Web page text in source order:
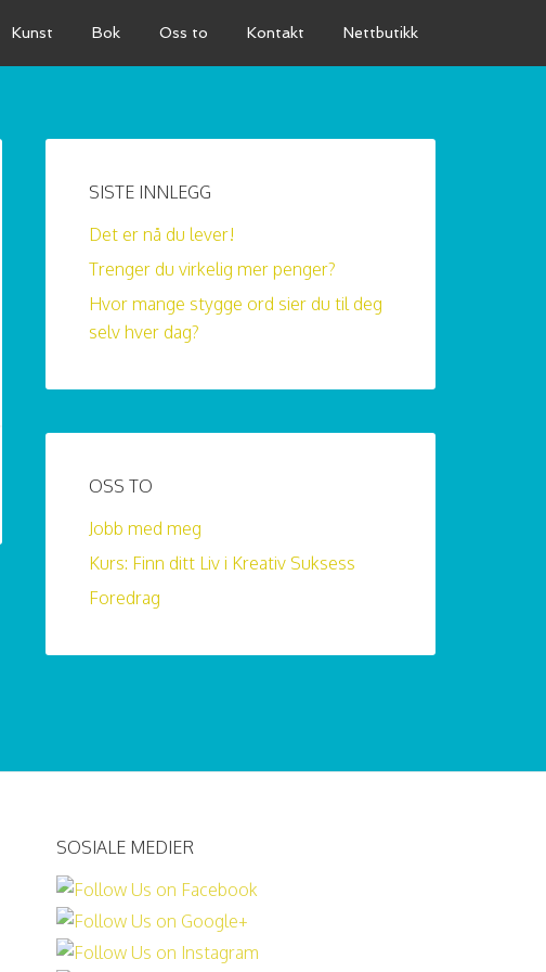
Kunst Bok Oss to Kontakt Nettbutikk
SISTE INNLEGG
Det er nå du lever!
Trenger du virkelig mer penger?
Hvor mange stygge ord sier du til deg
selv hver dag?
OSS TO
Jobb med meg
Kurs: Finn ditt Liv i Kreativ Suksess
Foredrag
SOSIALE MEDIER